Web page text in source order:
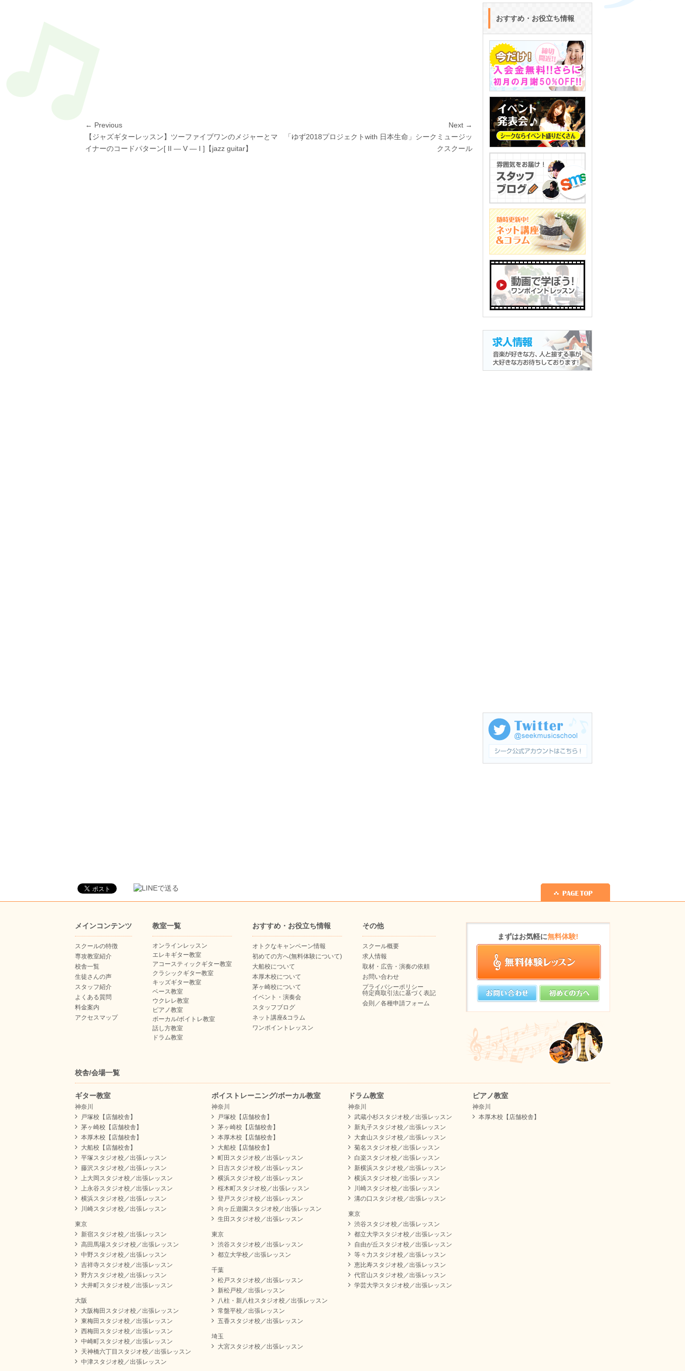
投
稿
← Previous
Previous
post:
【ジャズギターレッスン】ツーファイブワンのメジャーとマ
イナーのコードパターン[ II — V — I ]【jazz guitar】
Next →
Next「ゆず2018プロジェクトwith 日本生命」シークミュージッ
クスクール
おすすめ・お役立ち情報
メインコンテンツ
スクールの特徴
専攻教室紹介
校舎一覧
生徒さんの声
スタッフ紹介
よくある質問
料金案内
アクセスマップ
教室一覧
オンラインレッスン
エレキギター教室
アコースティックギター教室
クラシックギター教室
キッズギター教室
ベース教室
ウクレレ教室
ピアノ教室
ボーカル/ボイトレ教室
話し方教室
ドラム教室
おすすめ・お役立ち情報
オトクなキャンペーン情報
初めての方へ(無料体験について)
大船校について
本厚木校について
茅ヶ崎校について
イベント・演奏会
スタッフブログ
ネット講座&コラム
ワンポイントレッスン
その他
スクール概要
求人情報
取材・広告・演奏の依頼
お問い合わせ
プライバシーポリシー
特定商取引法に基づく表記
会則／各種申請フォーム
まずはお気軽に無料体験!
校舎/会場一覧
ギター教室
神奈川
戸塚校【店舗校舎】
茅ヶ崎校【店舗校舎】
本厚木校【店舗校舎】
大船校【店舗校舎】
平塚スタジオ校／出張レッスン
藤沢スタジオ校／出張レッスン
上大岡スタジオ校／出張レッスン
上永谷スタジオ校／出張レッスン
横浜スタジオ校／出張レッスン
川崎スタジオ校／出張レッスン
東京
新宿スタジオ校／出張レッスン
高田馬場スタジオ校／出張レッスン
中野スタジオ校／出張レッスン
吉祥寺スタジオ校／出張レッスン
野方スタジオ校／出張レッスン
大井町スタジオ校／出張レッスン
大阪
大阪梅田スタジオ校／出張レッスン
東梅田スタジオ校／出張レッスン
西梅田スタジオ校／出張レッスン
中崎町スタジオ校／出張レッスン
天神橋六丁目スタジオ校／出張レッスン
中津スタジオ校／出張レッスン
ボイストレーニング/ボーカル教室
神奈川
戸塚校【店舗校舎】
茅ヶ崎校【店舗校舎】
本厚木校【店舗校舎】
大船校【店舗校舎】
町田スタジオ校／出張レッスン
日吉スタジオ校／出張レッスン
横浜スタジオ校／出張レッスン
桜木町スタジオ校／出張レッスン
登戸スタジオ校／出張レッスン
向ヶ丘遊園スタジオ校／出張レッスン
生田スタジオ校／出張レッスン
東京
渋谷スタジオ校／出張レッスン
都立大学校／出張レッスン
千葉
松戸スタジオ校／出張レッスン
新松戸校／出張レッスン
八柱・新八柱スタジオ校／出張レッスン
常盤平校／出張レッスン
五香スタジオ校／出張レッスン
埼玉
大宮スタジオ校／出張レッスン
ドラム教室
神奈川
武蔵小杉スタジオ校／出張レッスン
新丸子スタジオ校／出張レッスン
大倉山スタジオ校／出張レッスン
菊名スタジオ校／出張レッスン
白楽スタジオ校／出張レッスン
新横浜スタジオ校／出張レッスン
横浜スタジオ校／出張レッスン
川崎スタジオ校／出張レッスン
溝の口スタジオ校／出張レッスン
東京
渋谷スタジオ校／出張レッスン
都立大学スタジオ校／出張レッスン
自由が丘スタジオ校／出張レッスン
等々力スタジオ校／出張レッスン
恵比寿スタジオ校／出張レッスン
代官山スタジオ校／出張レッスン
学芸大学スタジオ校／出張レッスン
ピアノ教室
神奈川
本厚木校【店舗校舎】